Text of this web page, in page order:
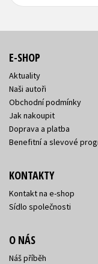
E-SHOP
Aktuality
Naši autoři
Obchodní podmínky
Jak nakoupit
Doprava a platba
Benefitní a slevové
KONTAKTY
Kontakt na e-shop
Sídlo společnosti
O NÁS
Náš příběh